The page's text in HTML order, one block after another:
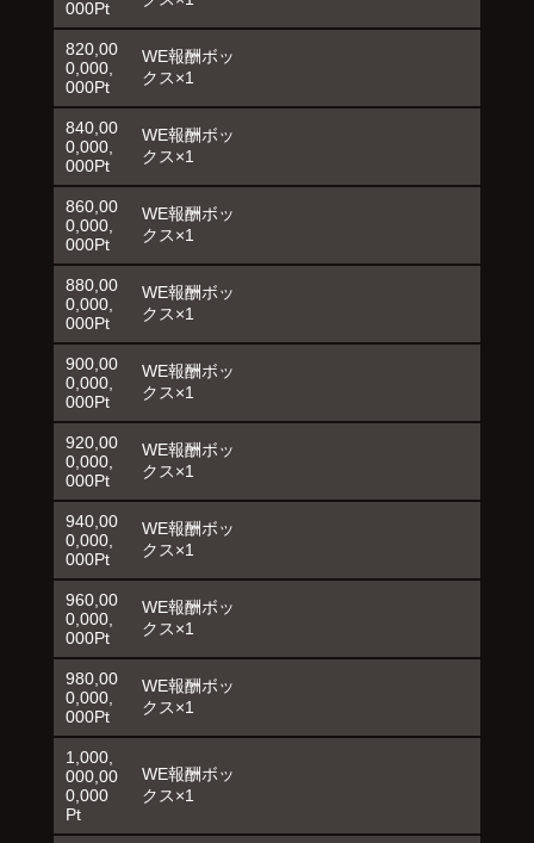
000Pt
820,00
0,000,
000Pt
WE報酬ボッ
クス×1
840,00
0,000,
000Pt
WE報酬ボッ
クス×1
860,00
0,000,
000Pt
WE報酬ボッ
クス×1
880,00
0,000,
000Pt
WE報酬ボッ
クス×1
900,00
0,000,
000Pt
WE報酬ボッ
クス×1
920,00
0,000,
000Pt
WE報酬ボッ
クス×1
940,00
0,000,
000Pt
WE報酬ボッ
クス×1
960,00
0,000,
000Pt
WE報酬ボッ
クス×1
980,00
0,000,
000Pt
WE報酬ボッ
クス×1
1,000,
000,00
0,000
Pt
WE報酬ボッ
クス×1